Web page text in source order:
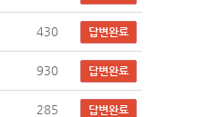
430 답변완료
930 답변완료
285 답변완료